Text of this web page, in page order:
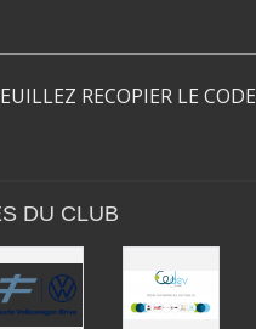
RECOPIER LE CODE
DU CLUB